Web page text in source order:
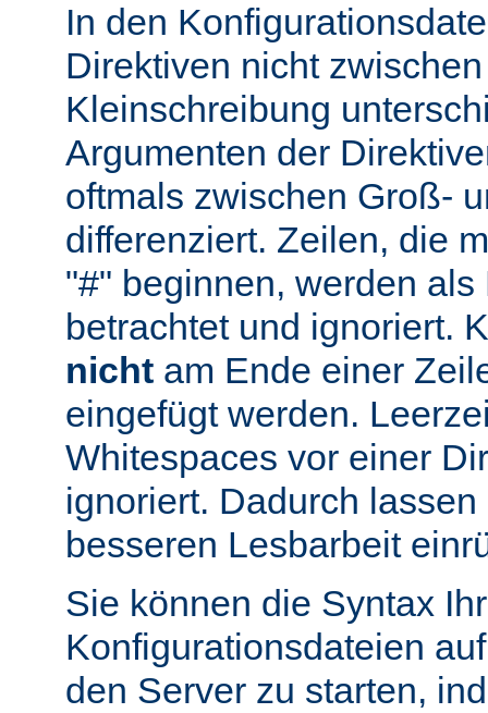
In den
Direktiven nicht
Kleinschreibung
Argumenten der
oftmals zwischen Groß-
differenziert. Zeilen, die
"#" beginnen, werden als
betrachtet und ignoriert.
nicht am Ende einer
eingefügt werden.
Whitespaces vor einer
ignoriert. Dadurch
besseren Lesbarbeit
Sie können die Syntax
Konfigurationsdateien
den Server zu starten,